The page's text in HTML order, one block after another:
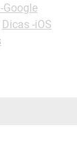
Google
Dicas -iOS